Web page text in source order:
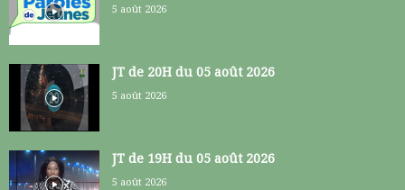
5 août 2026
JT de 20H du 05 août 2026
5 août 2026
JT de 19H du 05 août 2026
5 août 2026